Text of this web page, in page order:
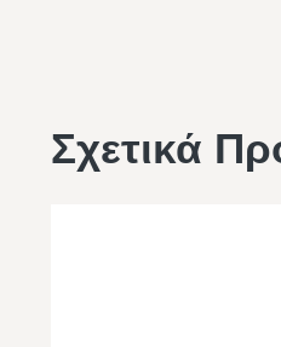
Σχετικά